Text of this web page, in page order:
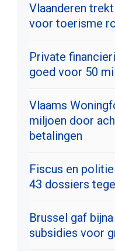
Vlaanderen
voor toerisme
Private
goed voor 50
Vlaams
miljoen door
betalingen
Fiscus en
43 dossiers
Brussel gaf
subsidies voor